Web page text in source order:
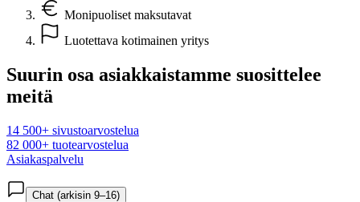
Monipuoliset maksutavat
Luotettava kotimainen yritys
Suurin osa asiakkaistamme suosittelee
meitä
14 500+ sivustoarvostelua
82 000+ tuotearvostelua
Asiakaspalvelu
Chat (arkisin 9–16)